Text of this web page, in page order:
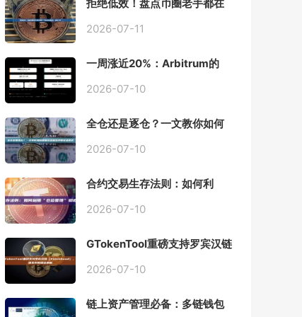
拒绝低效！盘点币圈老手都在
具
2026-07-11
一周涨近20%：Arbitrum的
Chain一夜盘活
2026-07-10
全仓还是逐仓？一文教你如何
2026-07-10
合约交易生存法则：如何利
2026-07-10
GTokenTool重磅支持罗宾汉链
程全解析
2026-07-10
链上资产管理必备：多链钱包